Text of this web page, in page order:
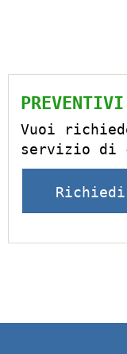
Vuoi
servizio di